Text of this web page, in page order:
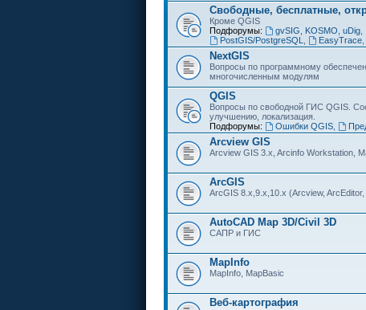
Свободные, бесплатные,
Кроме QGIS
Подфорумы:
gvSIG, KOSMO, uDig,
PostGIS/PostgreSQL
EasyTrace,
NextGIS
Вопросы по программному
многочисленным модулям
QGIS
Вопросы по свободной ГИС QGIS.
улучшению, локализация.
Подфорумы:
Ошибки QGIS,
Arcview GIS
Arcview GIS 3.x, Arcinfo Workstation,
ArcGIS
ArcGIS 8.x,9.x,10.x (Arcview, ArcEditor,
AutoCAD Map 3D/Civil 3D
САПР и ГИС
MapInfo
MapInfo, MapBasic
Веб-картография